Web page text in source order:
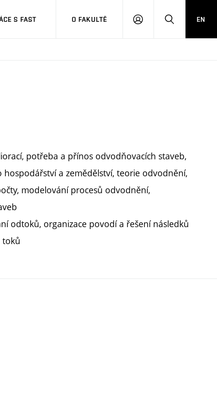
S FAST O FAKULTĚ
PŘIHLÁSITHLEDAT
EN
potřeba a přínos odvodňovacích staveb,
a zemědělství, teorie odvodnění,
modelování procesů odvodnění,
odtoků, organizace povodí a řešení následků
toků